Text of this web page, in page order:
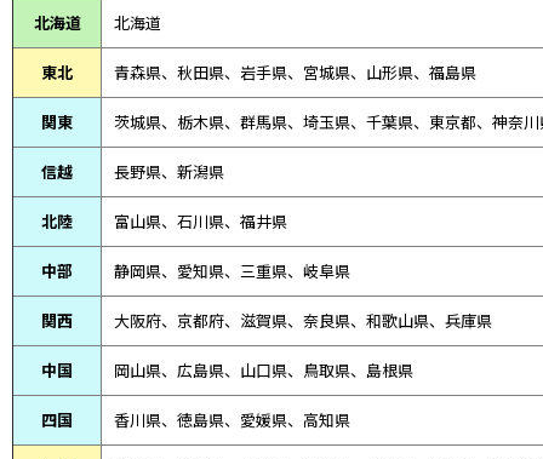
北海道 北海道
東北 青森県、 秋田県、 岩手県、宮城県、山形県、福島県
関東 茨城県、栃木県、群馬県、埼玉県、千葉県、東京都、神奈
信越 長野県、新潟県
北陸 富山県、 石川県、 福井県
中部 静岡県、 愛知県、 三重県、 岐阜県
関西 大阪府、京都府、滋賀県、奈良県、和歌山県、兵庫県
中国 岡山県、広島県、山口県、鳥取県、島根県
四国 香川県、徳島県、愛媛県、高知県